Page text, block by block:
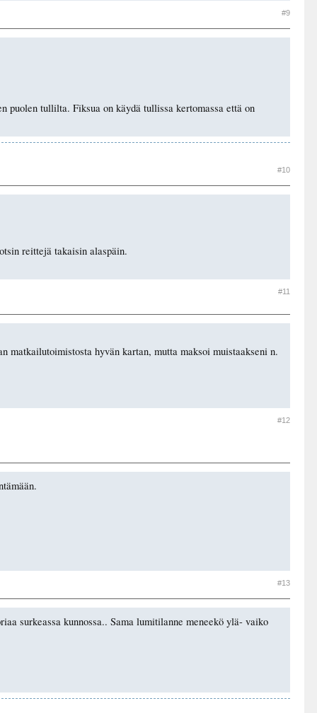
#9
tullilta. Fiksua on käydä tullissa kertomassa että on
#10
reittejä takaisin alaspäin.
#11
hyvän kartan, mutta maksoi muistaakseni n.
#12
#13
surkeassa kunnossa.. Sama lumitilanne meneekö ylä- vaiko